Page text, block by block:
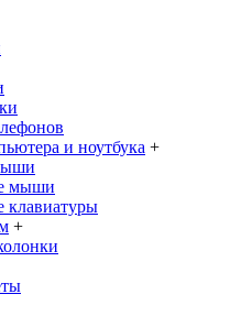
и ноутбука +
мыши
клавиатуры
+